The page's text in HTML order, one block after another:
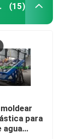
abierta (15)
para
agua